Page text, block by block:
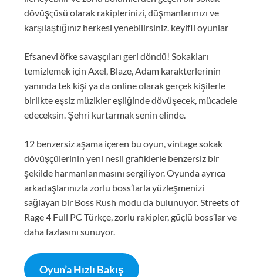
dövüşçüsü olarak rakiplerinizi, düşmanlarınızı ve
karşılaştığınız herkesi yenebilirsiniz. keyifli oyunlar
Efsanevi öfke savaşçıları geri döndü! Sokakları
temizlemek için Axel, Blaze, Adam karakterlerinin
yanında tek kişi ya da online olarak gerçek kişilerle
birlikte eşsiz müzikler eşliğinde dövüşecek, mücadele
edeceksin. Şehri kurtarmak senin elinde.
12 benzersiz aşama içeren bu oyun, vintage sokak
dövüşçülerinin yeni nesil grafiklerle benzersiz bir
şekilde harmanlanmasını sergiliyor. Oyunda ayrıca
arkadaşlarınızla zorlu boss’larla yüzleşmenizi
sağlayan bir Boss Rush modu da bulunuyor. Streets of
Rage 4 Full PC Türkçe, zorlu rakipler, güçlü boss’lar ve
daha fazlasını sunuyor.
Oyun’a Hızlı Bakış